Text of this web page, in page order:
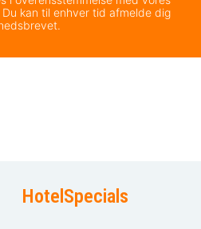
Du kan til enhver tid afmelde dig
HotelSpecials